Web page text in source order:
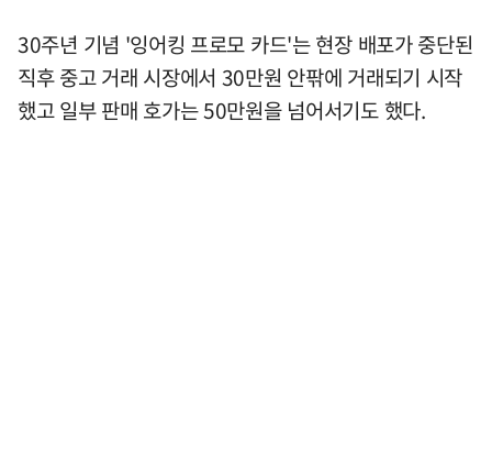
30주년 기념 '잉어킹 프로모 카드'는 현장 배포가 중단된
직후 중고 거래 시장에서 30만원 안팎에 거래되기 시작
했고 일부 판매 호가는 50만원을 넘어서기도 했다.